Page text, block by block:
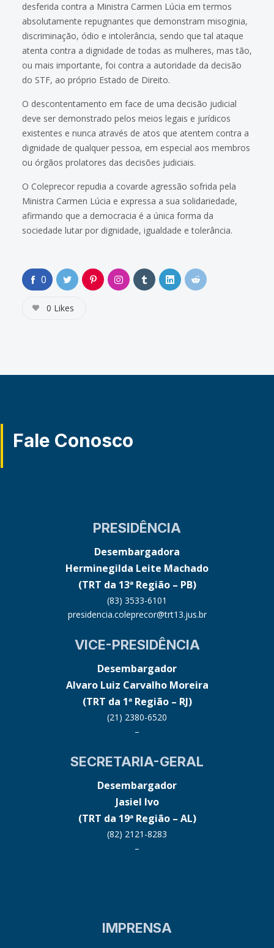
desferida contra a Ministra Carmen Lúcia em termos
absolutamente repugnantes que demonstram misoginia,
discriminação, ódio e intolerância, sendo que tal ataque
atenta contra a dignidade de todas as mulheres, mas tão,
ou mais importante, foi contra a autoridade da decisão
do STF, ao próprio Estado de Direito.
O descontentamento em face de uma decisão judicial
deve ser demonstrado pelos meios legais e jurídicos
existentes e nunca através de atos que atentem contra a
dignidade de qualquer pessoa, em especial aos membros
ou órgãos prolatores das decisões judiciais.
O Coleprecor repudia a covarde agressão sofrida pela
Ministra Carmen Lúcia e expressa a sua solidariedade,
afirmando que a democracia é a única forma da
sociedade lutar por dignidade, igualdade e tolerância.
0
0 Likes
Fale Conosco
PRESIDÊNCIA
Desembargadora
Herminegilda Leite Machado
(TRT da 13ª Região – PB)
(83) 3533-6101
presidencia.coleprecor@trt13.jus.br
VICE-PRESIDÊNCIA
Desembargador
Alvaro Luiz Carvalho Moreira
(TRT da 1ª Região – RJ)
(21) 2380-6520
–
SECRETARIA-GERAL
Desembargador
Jasiel Ivo
(TRT da 19ª Região – AL)
(82) 2121-8283
–
IMPRENSA